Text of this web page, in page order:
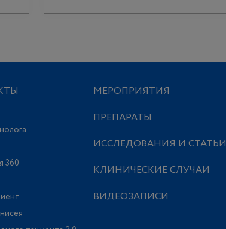
360
МЕРОПРИЯТИЯ
ПРЕПАРАТЫ
ИССЛЕДОВАНИЯ И СТАТЬИ
КЛИНИЧЕСКИЕ СЛУЧАИ
ВИДЕОЗАПИСИ